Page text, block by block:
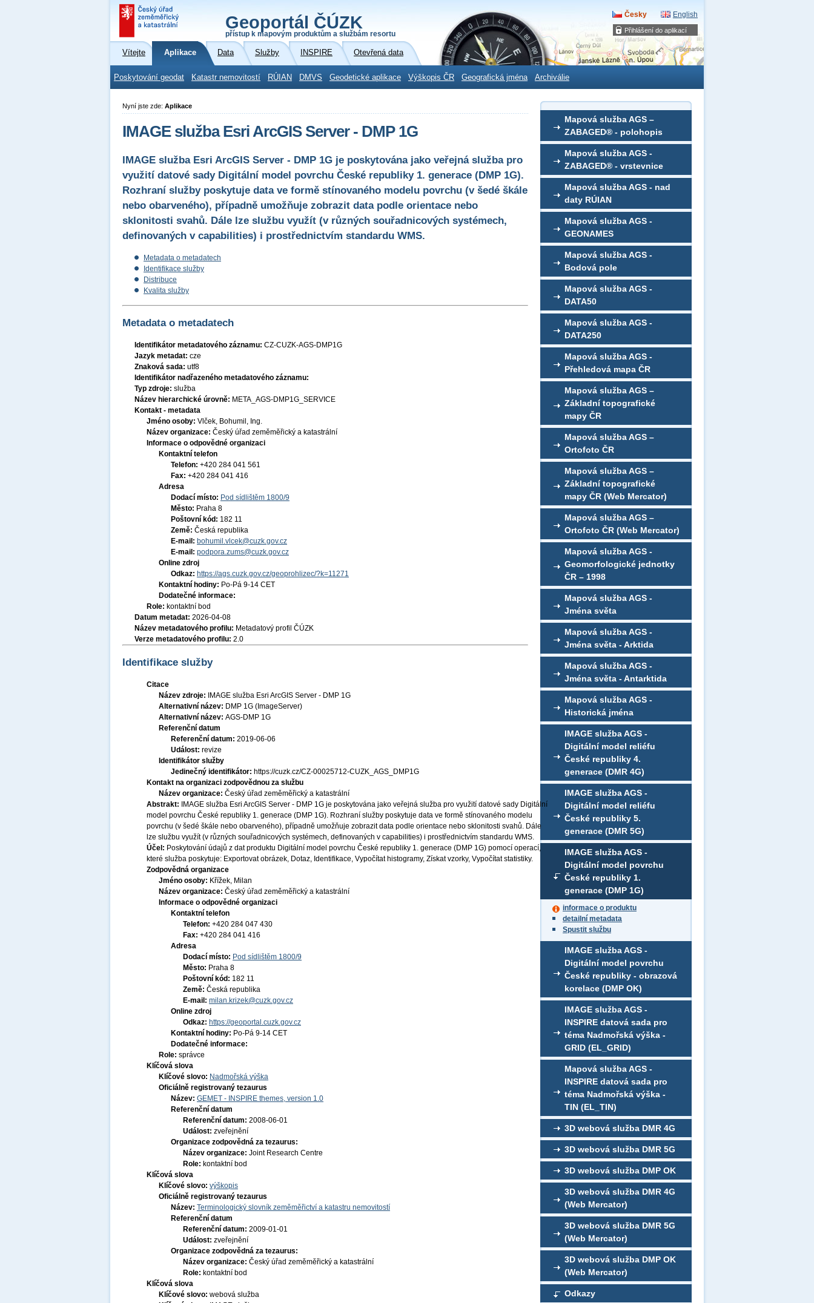
Přihlášení do aplikací
Geoportál ČÚZK
přístup k mapovým produktům a službám resortu
Česky English
Vítejte Aplikace Data Služby INSPIRE Otevřená data
Poskytování geodat Katastr nemovitostí RÚIAN DMVS Geodetické aplikace Výškopis ČR Geografická jména Archiválie
Mapová služba AGS –
ZABAGED® - polohopis
Mapová služba AGS -
ZABAGED® - vrstevnice
Mapová služba AGS - nad
daty RÚIAN
Mapová služba AGS -
GEONAMES
Mapová služba AGS -
Bodová pole
Mapová služba AGS -
DATA50
Mapová služba AGS -
DATA250
Mapová služba AGS -
Přehledová mapa ČR
Mapová služba AGS –
Základní topografické
mapy ČR
Mapová služba AGS –
Ortofoto ČR
Mapová služba AGS –
Základní topografické
mapy ČR (Web Mercator)
Mapová služba AGS –
Ortofoto ČR (Web Mercator)
Mapová služba AGS -
Geomorfologické jednotky
ČR – 1998
Mapová služba AGS -
Jména světa
Mapová služba AGS -
Jména světa - Arktida
Mapová služba AGS -
Jména světa - Antarktida
Mapová služba AGS -
Historická jména
IMAGE služba AGS -
Digitální model reliéfu
České republiky 4.
generace (DMR 4G)
IMAGE služba AGS -
Digitální model reliéfu
České republiky 5.
generace (DMR 5G)
IMAGE služba AGS -
Digitální model povrchu
České republiky 1.
generace (DMP 1G)
informace o produktu
detailní metadata
Spustit službu
IMAGE služba AGS -
Digitální model povrchu
České republiky - obrazová
korelace (DMP OK)
IMAGE služba AGS -
INSPIRE datová sada pro
téma Nadmořská výška -
GRID (EL_GRID)
Mapová služba AGS -
INSPIRE datová sada pro
téma Nadmořská výška -
TIN (EL_TIN)
3D webová služba DMR 4G
3D webová služba DMR 5G
3D webová služba DMP OK
3D webová služba DMR 4G
(Web Mercator)
3D webová služba DMR 5G
(Web Mercator)
3D webová služba DMP OK
(Web Mercator)
Odkazy
Nyní jste zde: Aplikace
IMAGE služba Esri ArcGIS Server - DMP 1G
IMAGE služba Esri ArcGIS Server - DMP 1G je poskytována jako veřejná služba pro
využití datové sady Digitální model povrchu České republiky 1. generace (DMP 1G).
Rozhraní služby poskytuje data ve formě stínovaného modelu povrchu (v šedé škále
nebo obarveného), případně umožňuje zobrazit data podle orientace nebo
sklonitosti svahů. Dále lze službu využít (v různých souřadnicových systémech,
definovaných v capabilities) i prostřednictvím standardu WMS.
Metadata o metadatech
Identifikace služby
Distribuce
Kvalita služby
Metadata o metadatech
Identifikátor metadatového záznamu: CZ-CUZK-AGS-DMP1G
Jazyk metadat: cze
Znaková sada: utf8
Identifikátor nadřazeného metadatového záznamu:
Typ zdroje: služba
Název hierarchické úrovně: META_AGS-DMP1G_SERVICE
Kontakt - metadata
Jméno osoby: Vlček, Bohumil, Ing.
Název organizace: Český úřad zeměměřický a katastrální
Informace o odpovědné organizaci
Kontaktní telefon
Telefon: +420 284 041 561
Fax: +420 284 041 416
Adresa
Dodací místo: Pod sídlištěm 1800/9
Město: Praha 8
Poštovní kód: 182 11
Země: Česká republika
E-mail: bohumil.vlcek@cuzk.gov.cz
E-mail: podpora.zums@cuzk.gov.cz
Online zdroj
Odkaz: https://ags.cuzk.gov.cz/geoprohlizec/?k=11271
Kontaktní hodiny: Po-Pá 9-14 CET
Dodatečné informace:
Role: kontaktní bod
Datum metadat: 2026-04-08
Název metadatového profilu: Metadatový profil ČÚZK
Verze metadatového profilu: 2.0
Identifikace služby
Citace
Název zdroje:
IMAGE služba Esri ArcGIS Server - DMP 1G
Alternativní název: DMP 1G (ImageServer)
Alternativní název: AGS-DMP 1G
Referenční datum
Referenční datum: 2019-06-06
Událost: revize
Identifikátor služby
Jedinečný identifikátor: https://cuzk.cz/CZ-00025712-CUZK_AGS_DMP1G
Kontakt na organizaci zodpovědnou za službu
Název organizace: Český úřad zeměměřický a katastrální
Abstrakt:
IMAGE služba Esri ArcGIS Server - DMP 1G je poskytována jako veřejná služba pro využití datové sady Digitální
model povrchu České republiky 1. generace (DMP 1G). Rozhraní služby poskytuje data ve formě stínovaného modelu
povrchu (v šedé škále nebo obarveného), případně umožňuje zobrazit data podle orientace nebo sklonitosti svahů. Dále
lze službu využít (v různých souřadnicových systémech, definovaných v capabilities) i prostřednictvím standardu WMS.
Účel: Poskytování údajů z dat produktu Digitální model povrchu České republiky 1. generace (DMP 1G) pomocí operací,
které služba poskytuje: Exportovat obrázek, Dotaz, Identifikace, Vypočítat histogramy, Získat vzorky, Vypočítat statistiky.
Zodpovědná organizace
Jméno osoby: Křížek, Milan
Název organizace: Český úřad zeměměřický a katastrální
Informace o odpovědné organizaci
Kontaktní telefon
Telefon: +420 284 047 430
Fax: +420 284 041 416
Adresa
Dodací místo: Pod sídlištěm 1800/9
Město: Praha 8
Poštovní kód: 182 11
Země: Česká republika
E-mail: milan.krizek@cuzk.gov.cz
Online zdroj
Odkaz: https://geoportal.cuzk.gov.cz
Kontaktní hodiny: Po-Pá 9-14 CET
Dodatečné informace:
Role: správce
Klíčová slova
Klíčové slovo: Nadmořská výška
Oficiálně registrovaný tezaurus
Název: GEMET - INSPIRE themes, version 1.0
Referenční datum
Referenční datum: 2008-06-01
Událost: zveřejnění
Organizace zodpovědná za tezaurus:
Název organizace: Joint Research Centre
Role: kontaktní bod
Klíčová slova
Klíčové slovo: výškopis
Oficiálně registrovaný tezaurus
Název: Terminologický slovník zeměměřictví a katastru nemovitostí
Referenční datum
Referenční datum: 2009-01-01
Událost: zveřejnění
Organizace zodpovědná za tezaurus:
Název organizace: Český úřad zeměměřický a katastrální
Role: kontaktní bod
Klíčová slova
Klíčové slovo: webová služba